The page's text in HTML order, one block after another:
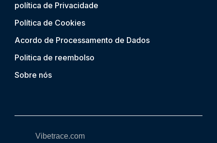
política de Privacidade
Política de Cookies
Acordo de Processamento de Dados
Politica de reembolso
Sobre nós
Vibetrace.com